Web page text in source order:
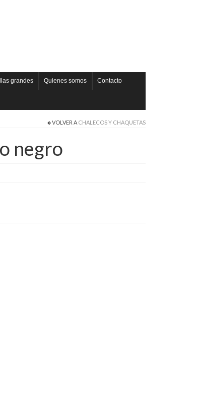
grandes Quienes somos Contacto
VOLVER A CHALECOS Y CHAQUETAS
negro